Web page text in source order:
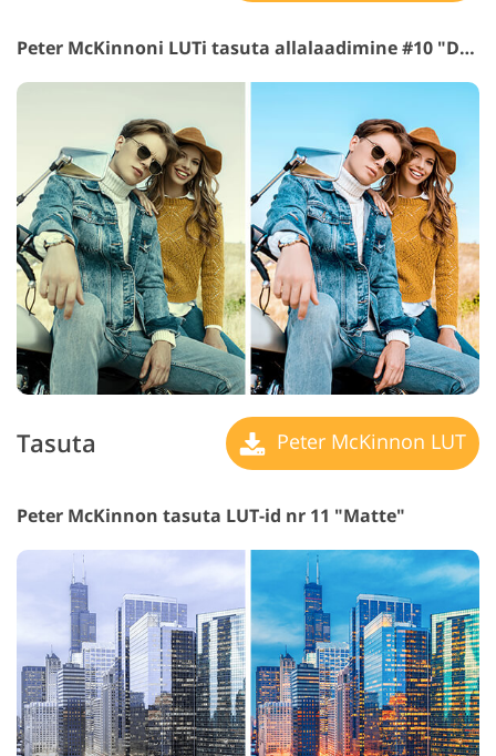
Peter McKinnoni LUTi tasuta allalaadimine #10 "Dark Shadows"
Tasuta Peter McKinnon LUT
Peter McKinnon tasuta LUT-id nr 11 "Matte"